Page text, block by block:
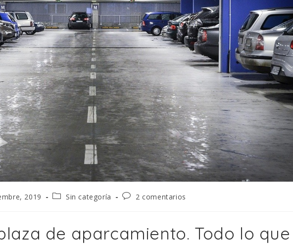
2019 Sin categoría 2 comentarios
de aparcamiento. Todo lo que